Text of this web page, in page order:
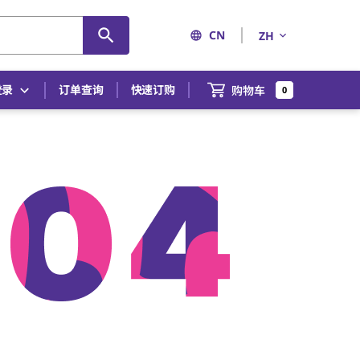
CN ZH
订单查询 快速订购 购物车 0